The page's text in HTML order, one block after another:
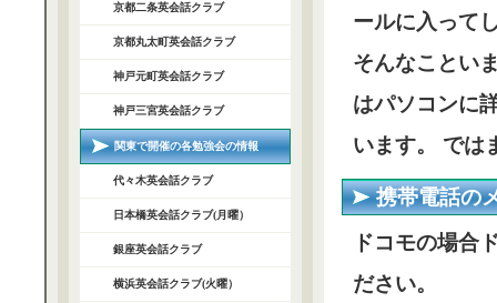
ールに入って
そんなことい
はパソコンに
います。 では
携帯電話の
ドコモの場合
ださい。
京都二条英会話クラブ
京都丸太町英会話クラブ
神戸元町英会話クラブ
神戸三宮英会話クラブ
関東で開催の各勉強会の情報
代々木英会話クラブ
日本橋英会話クラブ(月曜）
銀座英会話クラブ
横浜英会話クラブ(火曜）